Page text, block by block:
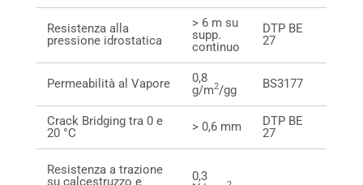
Resistenza alla
pressione idrostatica
> 6 m su
supp.
continuo
DTP BE
27
Permeabilità al Vapore
0,8
g/m2/gg BS3177
Crack Bridging tra 0 e
20 °C
> 0,6 mm
DTP BE
27
Resistenza a trazione
su calcestruzzo e
0,3